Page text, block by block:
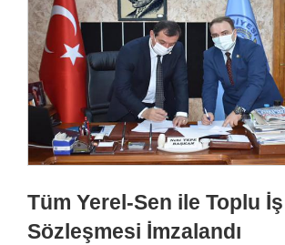
Tüm Yerel-Sen ile Toplu İş
Sözleşmesi İmzalandı